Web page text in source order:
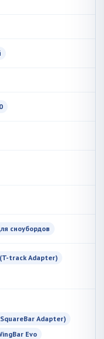
сноубордов
track Adapter)
Adapter)
Evo